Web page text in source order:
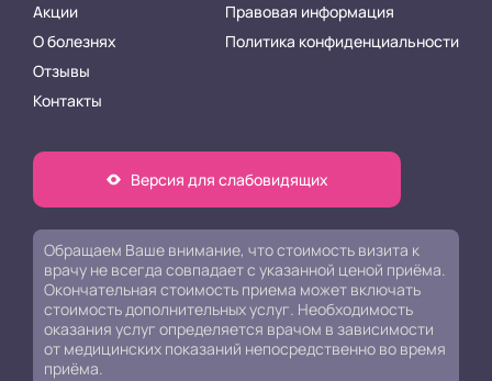
Акции
О болезнях
Отзывы
Контакты
Правовая информация
Политика конфиденциальности
Версия для слабовидящих
Обращаем Ваше внимание, что стоимость визита к
врачу не всегда совпадает с указанной ценой приёма.
Окончательная стоимость приема может включать
стоимость дополнительных услуг. Необходимость
оказания услуг определяется врачом в зависимости
от медицинских показаний непосредственно во время
приёма.